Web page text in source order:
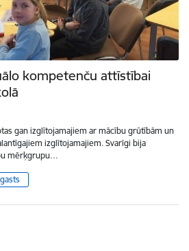
kompetenču attīstībai
gan izglītojamajiem ar mācību grūtībām un
izglītojamajiem. Svarīgi bija
mērķgrupu…